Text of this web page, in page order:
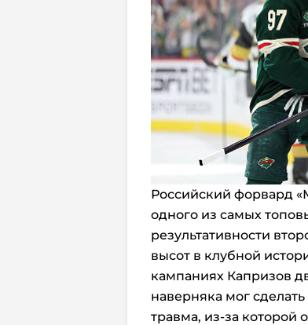
Российский форвард
одного из самых
результативности
высот в клубной
кампаниях Капризов
наверняка мог
травма, из-за которой